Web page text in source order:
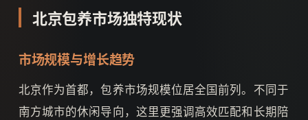
北京包养市场独特现状
市场规模与增长趋势
北京作为首都，包养市场规模位居全国前列。不同于
南方城市的休闲导向，这里更强调高效匹配和长期陪